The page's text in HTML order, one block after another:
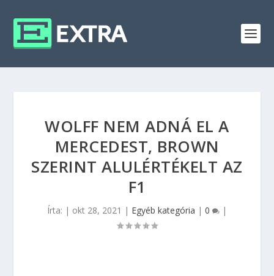
WOLFF NEM ADNÁ EL A
MERCEDEST, BROWN
SZERINT ALULÉRTÉKELT AZ
F1
Írta: | okt 28, 2021 | Egyéb kategória | 0 |